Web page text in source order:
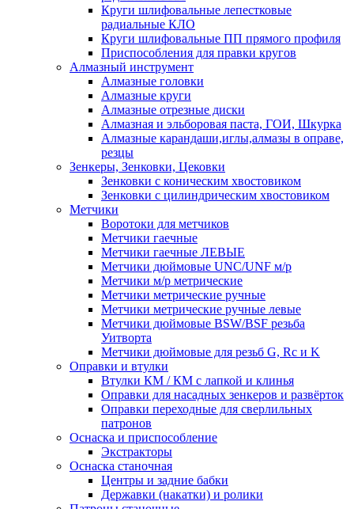
Круги шлифовальные лепестковые
радиальные КЛО
Круги шлифовальные ПП прямого профиля
Приспособления для правки кругов
Алмазный инструмент
Алмазные головки
Алмазные круги
Алмазные отрезные диски
Алмазная и эльборовая паста, ГОИ, Шкурка
Алмазные карандаши,иглы,алмазы в оправе,
резцы
Зенкеры, Зенковки, Цековки
Зенковки с коническим хвостовиком
Зенковки с цилиндрическим хвостовиком
Метчики
Воротоки для метчиков
Метчики гаечные
Метчики гаечные ЛЕВЫЕ
Метчики дюймовые UNC/UNF м/р
Метчики м/р метрические
Метчики метрические ручные
Метчики метрические ручные левые
Метчики дюймовые BSW/BSF резьба
Уитворта
Метчики дюймовые для резьб G, Rc и K
Оправки и втулки
Втулки КМ / КМ с лапкой и клинья
Оправки для насадных зенкеров и развёрток
Оправки переходные для сверлильных
патронов
Оснаска и приспособление
Экстракторы
Оснаска станочная
Центры и задние бабки
Державки (накатки) и ролики